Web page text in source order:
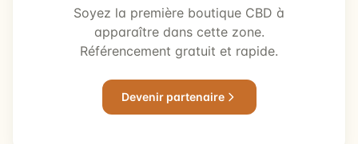
Soyez la première boutique CBD à
apparaître dans cette zone.
Référencement gratuit et rapide.
Devenir partenaire